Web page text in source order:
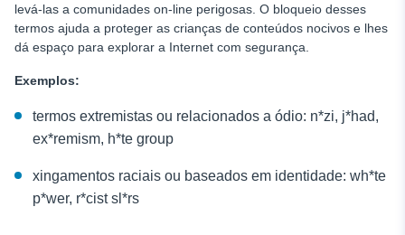
levá-las a comunidades on-line perigosas. O bloqueio desses
termos ajuda a proteger as crianças de conteúdos nocivos e lhes
dá espaço para explorar a Internet com segurança.
Exemplos:
termos extremistas ou relacionados a ódio: n*zi, j*had,
ex*remism, h*te group
xingamentos raciais ou baseados em identidade: wh*te
p*wer, r*cist sl*rs